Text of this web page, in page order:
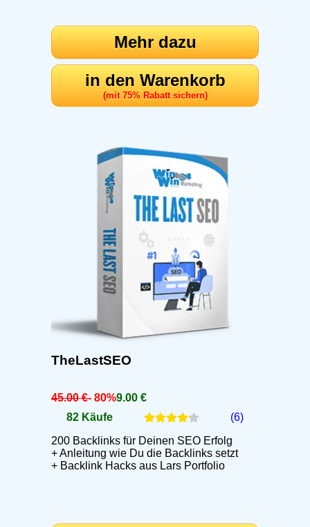
Mehr dazu
in den Warenkorb
(mit 75% Rabatt sichern)
TheLastSEO
45.00 €- 80%9.00 €
82 Käufe
(6)
200 Backlinks für Deinen SEO Erfolg
+ Anleitung wie Du die Backlinks setzt
+ Backlink Hacks aus Lars Portfolio